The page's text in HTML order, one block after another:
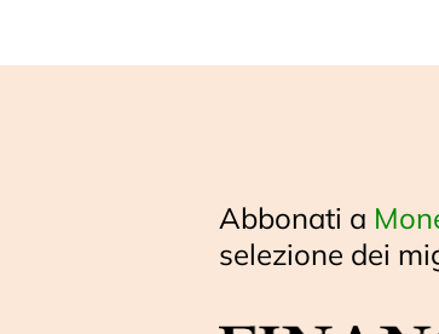
Abbonati a
selezione dei